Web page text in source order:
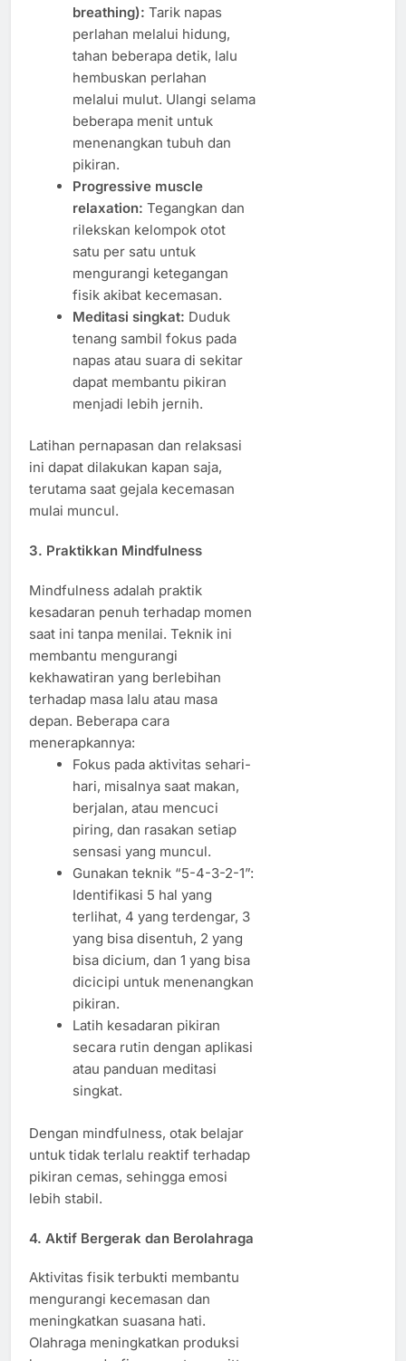
breathing): Tarik napas
perlahan melalui hidung,
tahan beberapa detik, lalu
hembuskan perlahan
melalui mulut. Ulangi selama
beberapa menit untuk
menenangkan tubuh dan
pikiran.
Progressive muscle
relaxation: Tegangkan dan
rilekskan kelompok otot
satu per satu untuk
mengurangi ketegangan
fisik akibat kecemasan.
Meditasi singkat: Duduk
tenang sambil fokus pada
napas atau suara di sekitar
dapat membantu pikiran
menjadi lebih jernih.
Latihan pernapasan dan relaksasi
ini dapat dilakukan kapan saja,
terutama saat gejala kecemasan
mulai muncul.
3. Praktikkan Mindfulness
Mindfulness adalah praktik
kesadaran penuh terhadap momen
saat ini tanpa menilai. Teknik ini
membantu mengurangi
kekhawatiran yang berlebihan
terhadap masa lalu atau masa
depan. Beberapa cara
menerapkannya:
Fokus pada aktivitas sehari-
hari, misalnya saat makan,
berjalan, atau mencuci
piring, dan rasakan setiap
sensasi yang muncul.
Gunakan teknik “5-4-3-2-1”:
Identifikasi 5 hal yang
terlihat, 4 yang terdengar, 3
yang bisa disentuh, 2 yang
bisa dicium, dan 1 yang bisa
dicicipi untuk menenangkan
pikiran.
Latih kesadaran pikiran
secara rutin dengan aplikasi
atau panduan meditasi
singkat.
Dengan mindfulness, otak belajar
untuk tidak terlalu reaktif terhadap
pikiran cemas, sehingga emosi
lebih stabil.
4. Aktif Bergerak dan Berolahraga
Aktivitas fisik terbukti membantu
mengurangi kecemasan dan
meningkatkan suasana hati.
Olahraga meningkatkan produksi